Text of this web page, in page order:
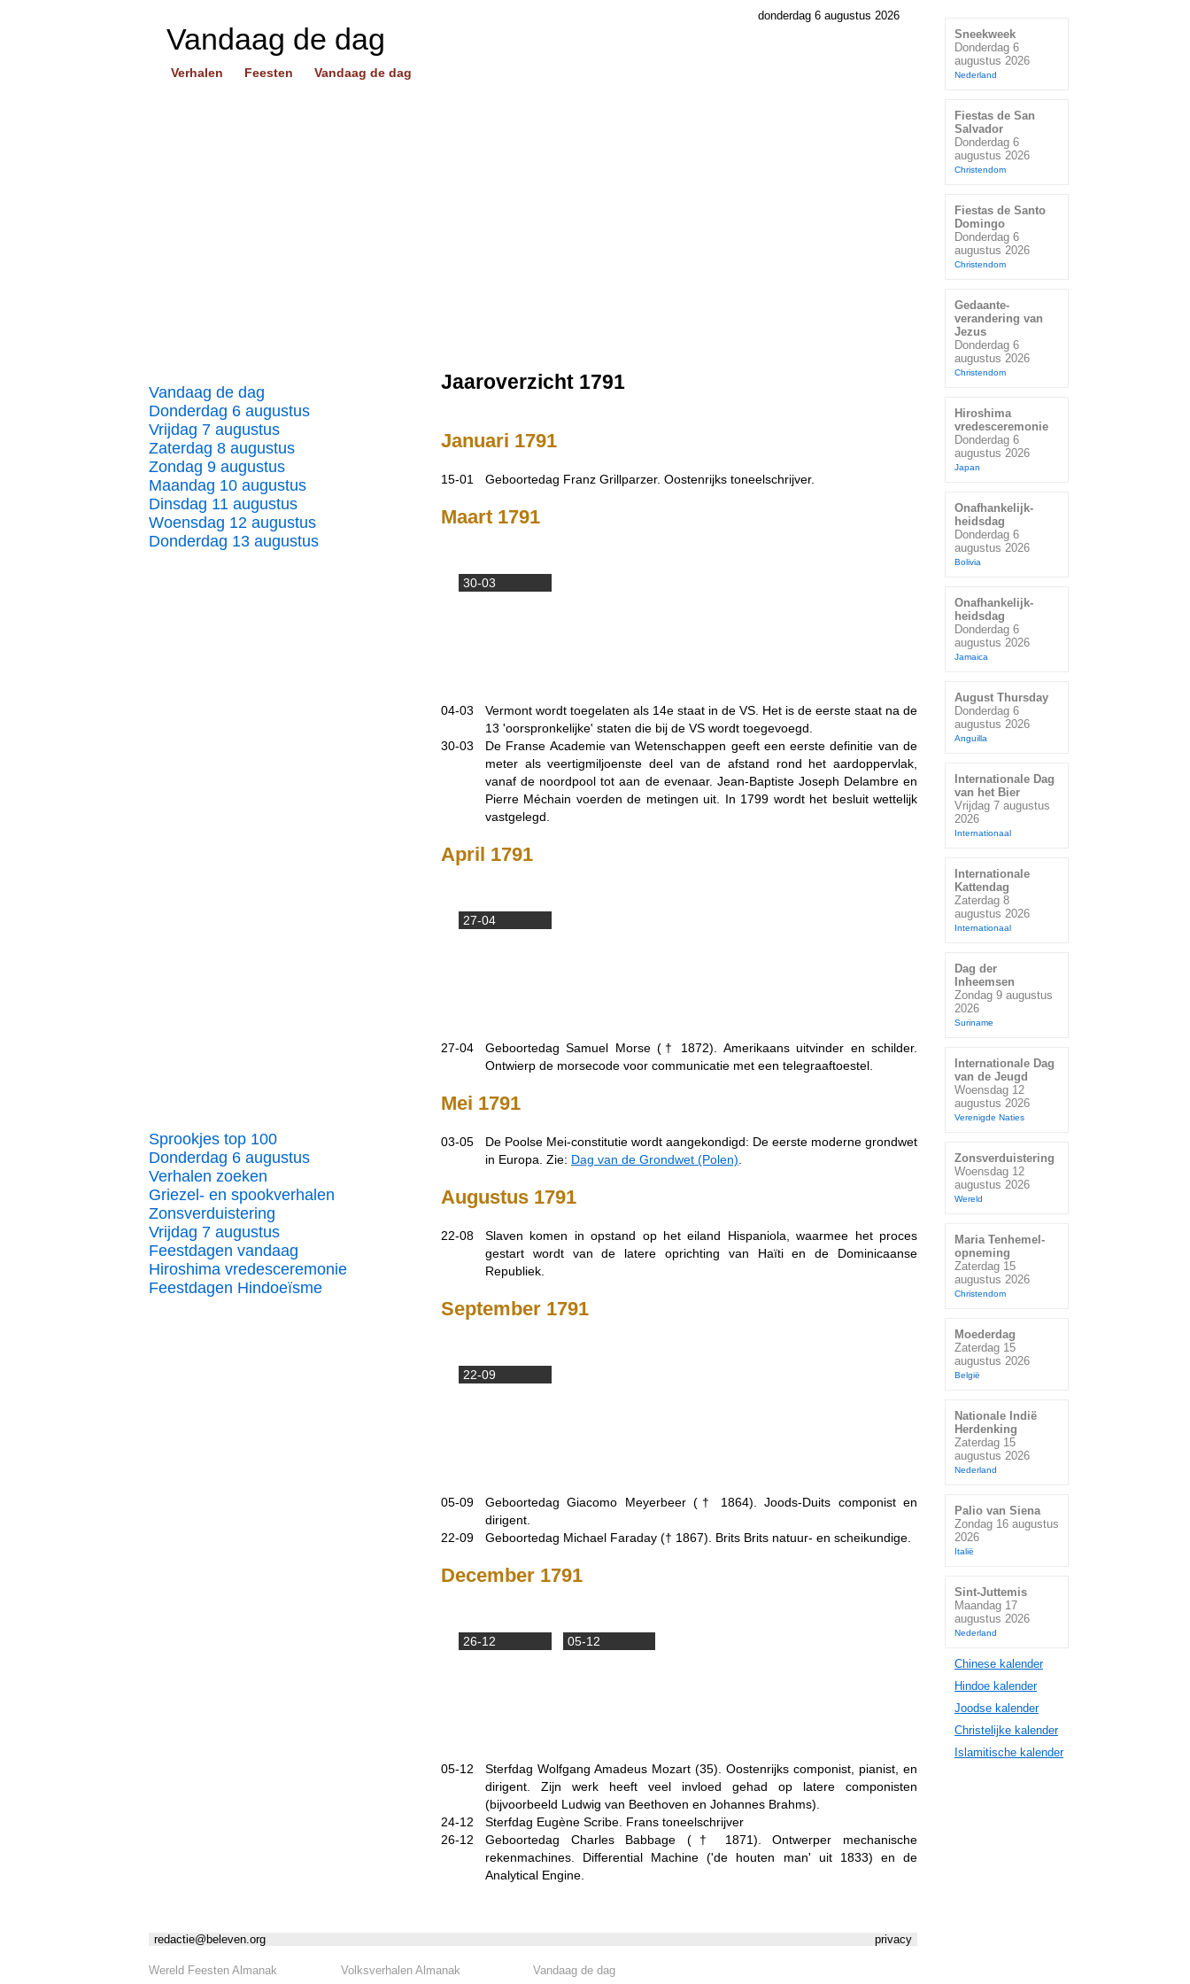
Sneekweek
Donderdag 6
augustus 2026
Nederland
Fiestas de San
Salvador
Donderdag 6
augustus 2026
Christendom
Fiestas de Santo
Domingo
Donderdag 6
augustus 2026
Christendom
Gedaante-
verandering van
Jezus
Donderdag 6
augustus 2026
Christendom
Hiroshima
vredesceremonie
Donderdag 6
augustus 2026
Japan
Onafhankelijk-
heidsdag
Donderdag 6
augustus 2026
Bolivia
Onafhankelijk-
heidsdag
Donderdag 6
augustus 2026
Jamaica
August Thursday
Donderdag 6
augustus 2026
Anguilla
Internationale Dag
van het Bier
Vrijdag 7 augustus
2026
Internationaal
Internationale
Kattendag
Zaterdag 8
augustus 2026
Internationaal
Dag der
Inheemsen
Zondag 9 augustus
2026
Suriname
Internationale Dag
van de Jeugd
Woensdag 12
augustus 2026
Verenigde Naties
Zonsverduistering
Woensdag 12
augustus 2026
Wereld
Maria Tenhemel-
opneming
Zaterdag 15
augustus 2026
Christendom
Moederdag
Zaterdag 15
augustus 2026
België
Nationale Indië
Herdenking
Zaterdag 15
augustus 2026
Nederland
Palio van Siena
Zondag 16 augustus
2026
Italië
Sint-Juttemis
Maandag 17
augustus 2026
Nederland
Chinese kalender
Hindoe kalender
Joodse kalender
Christelijke kalender
Islamitische kalender
donderdag 6 augustus 2026
Vandaag de dag
Verhalen Feesten Vandaag de dag
Vandaag de dag
Donderdag 6 augustus
Vrijdag 7 augustus
Zaterdag 8 augustus
Zondag 9 augustus
Maandag 10 augustus
Dinsdag 11 augustus
Woensdag 12 augustus
Donderdag 13 augustus
Sprookjes top 100
Donderdag 6 augustus
Verhalen zoeken
Griezel- en spookverhalen
Zonsverduistering
Vrijdag 7 augustus
Feestdagen vandaag
Hiroshima vredesceremonie
Feestdagen Hindoeïsme
Jaaroverzicht 1791
Januari 1791
15-01 Geboortedag Franz Grillparzer. Oostenrijks toneelschrijver.
Maart 1791
30-03
04-03
Vermont wordt toegelaten als 14e staat in de VS. Het is de eerste staat na de
13 'oorspronkelijke' staten die bij de VS wordt toegevoegd.
30-03
De Franse Academie van Wetenschappen geeft een eerste definitie van de
meter als veertigmiljoenste deel van de afstand rond het aardoppervlak,
vanaf de noordpool tot aan de evenaar. Jean-Baptiste Joseph Delambre en
Pierre Méchain voerden de metingen uit. In 1799 wordt het besluit wettelijk
vastgelegd.
April 1791
27-04
27-04 Geboortedag Samuel Morse († 1872). Amerikaans uitvinder en schilder.
Ontwierp de morsecode voor communicatie met een telegraaftoestel.
Mei 1791
03-05
De Poolse Mei-constitutie wordt aangekondigd: De eerste moderne grondwet
in Europa. Zie: Dag van de Grondwet (Polen)
Augustus 1791
22-08
Slaven komen in opstand op het eiland Hispaniola, waarmee het proces
gestart wordt van de latere oprichting van Haïti en de Dominicaanse
Republiek.
September 1791
22-09
05-09 Geboortedag Giacomo Meyerbeer († 1864). Joods-Duits componist en
dirigent.
22-09
Geboortedag Michael Faraday († 1867). Brits Brits natuur- en scheikundige.
December 1791
26-12 05-12
05-12
Sterfdag Wolfgang Amadeus Mozart (35). Oostenrijks componist, pianist, en
dirigent. Zijn werk heeft veel invloed gehad op latere componisten
(bijvoorbeeld Ludwig van Beethoven en Johannes Brahms).
24-12
Sterfdag Eugène Scribe. Frans toneelschrijver
26-12
Geboortedag Charles Babbage († 1871). Ontwerper mechanische
rekenmachines. Differential Machine ('de houten man' uit 1833) en de
Analytical Engine.
privacy
redactie@beleven.org
Wereld Feesten Almanak Volksverhalen Almanak Vandaag de dag